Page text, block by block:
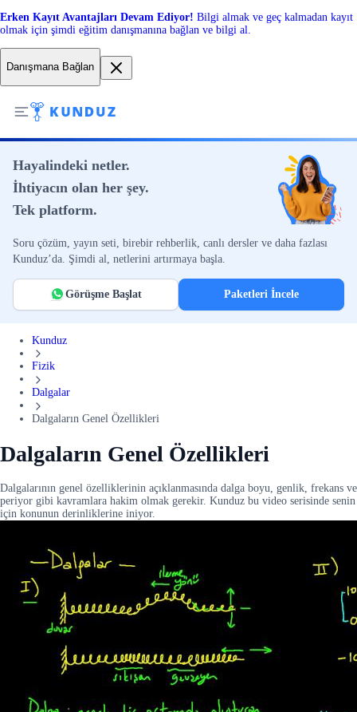
Erken Kayıt Avantajları Devam Ediyor! Bilgi almak ve geç kalmadan kayıt
olmak için şimdi eğitim danışmanına bağlan ve bilgi al.
Danışmana Bağlan
Hayalindeki netler.
İhtiyacın olan her şey.
Tek platform.
Soru çözüm, yayın seti, birebir rehberlik, canlı dersler ve daha fazlası
Kunduz’da. Şimdi al, netlerini artırmaya başla.
Görüşme Başlat Paketleri İncele
Kunduz
Fizik
Dalgalar
Dalgaların Genel Özellikleri
Dalgaların Genel Özellikleri
Dalgalarının genel özelliklerinin açıklanmasında dalga boyu, genlik, frekans ve
periyor gibi kavramlara hakim olmak gerekir. Kunduz bu video serisinde senin
için konunun derinliklerine iniyor.